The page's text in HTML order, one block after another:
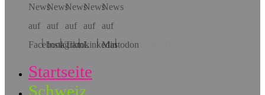
Hol dir die App!
Startseite
Schweiz